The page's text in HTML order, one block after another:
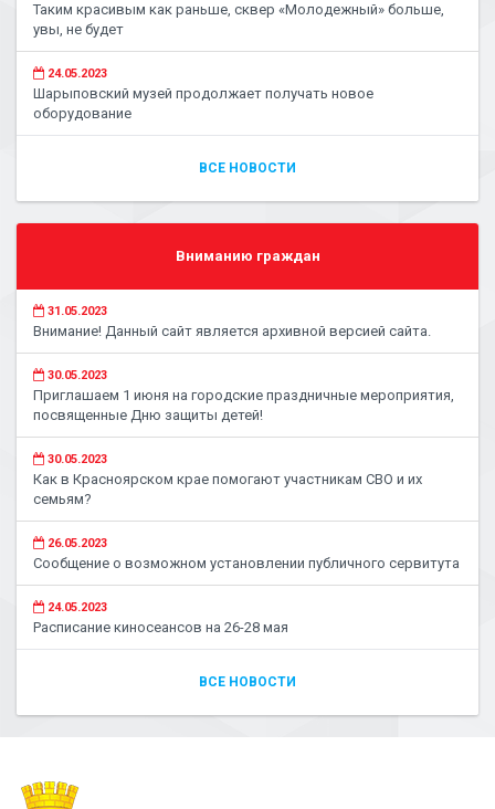
Таким красивым как раньше, сквер «Молодежный» больше,
увы, не будет
24.05.2023
Шарыповский музей продолжает получать новое
оборудование
ВСЕ НОВОСТИ
Вниманию граждан
31.05.2023
Внимание! Данный сайт является архивной версией сайта.
30.05.2023
Приглашаем 1 июня на городские праздничные мероприятия,
посвященные Дню защиты детей!
30.05.2023
Как в Красноярском крае помогают участникам СВО и их
семьям?
26.05.2023
Сообщение о возможном установлении публичного сервитута
24.05.2023
Расписание киносеансов на 26-28 мая
ВСЕ НОВОСТИ